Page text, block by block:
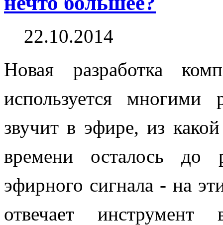
22.10.2014
Новая разработка
используется многими
звучит в эфире, из
времени осталось до
эфирного сигнала - на
отвечает инструмент